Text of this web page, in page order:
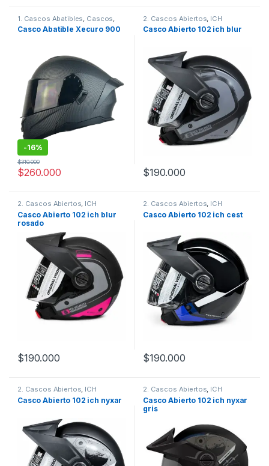
1. Cascos Abatibles Cascos
Xecuro
Casco Abatible Xecuro 900
-16%
$260.000
$310.000
Este producto tiene múltiples variantes. Las opciones se
2. Cascos Abiertos ICH
Casco Abierto 102 ich blur
$190.000
Este producto tiene múltiples
2. Cascos Abiertos, ICH
Casco Abierto 102 ich blur
rosado
$190.000
Este producto tiene múltiples variantes. Las opciones se
2. Cascos Abiertos, ICH
Casco Abierto 102 ich cest
$190.000
Este producto tiene múltiples
2. Cascos Abiertos, ICH
Casco Abierto 102 ich nyxar
2. Cascos Abiertos, ICH
Casco Abierto 102 ich nyxar
gris